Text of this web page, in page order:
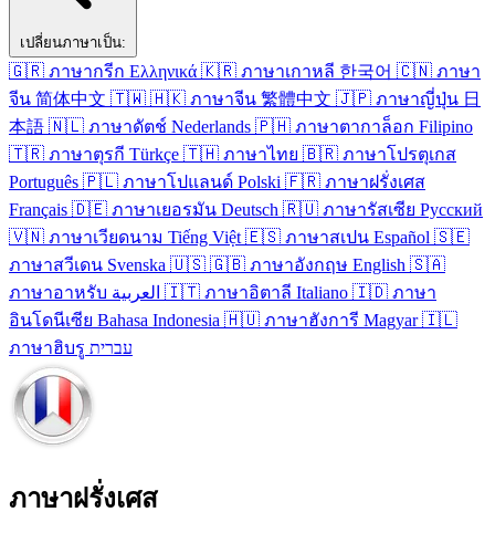
เปลี่ยนภาษาเป็น:
🇬🇷 ภาษา​กรีก Ελληνικά 🇰🇷 ภาษา​เกาหลี 한국어 🇨🇳 ภาษา​
จีน 简体中文 🇹🇼 🇭🇰 ภาษา​จีน 繁體中文 🇯🇵 ภาษา​ญี่ปุ่น 日
本語 🇳🇱 ภาษา​ดัตช์ Nederlands 🇵🇭 ภาษา​ตากาล็อก Filipino
🇹🇷 ภาษา​ตุรกี Türkçe 🇹🇭 ภาษา​ไทย 🇧🇷 ภาษา​โปรตุเกส
Português 🇵🇱 ภาษา​โปแลนด์ Polski 🇫🇷 ภาษา​ฝรั่งเศส
Français 🇩🇪 ภาษา​เยอรมัน Deutsch 🇷🇺 ภาษา​รัสเซีย Русский
🇻🇳 ภาษา​เวียดนาม Tiếng Việt 🇪🇸 ภาษา​สเปน Español 🇸🇪
ภาษา​สวีเดน Svenska 🇺🇸 🇬🇧 ภาษา​อังกฤษ English 🇸🇦
ภาษา​อาหรับ العربية 🇮🇹 ภาษา​อิตาลี Italiano 🇮🇩 ภาษา​
อินโดนีเซีย Bahasa Indonesia 🇭🇺 ภาษา​ฮังการี Magyar 🇮🇱
ภาษา​ฮิบรู עברית
ภาษา​ฝรั่งเศส